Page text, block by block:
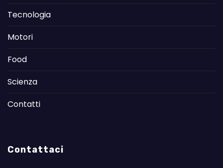
Tecnologia
Motori
Food
Scienza
Contatti
Contattaci